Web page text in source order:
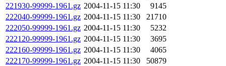
221930-99999-1961.gz 2004-11-15 11:30
9145
222040-99999-1961.gz 2004-11-15 11:30
21710
222050-99999-1961.gz 2004-11-15 11:30
5232
222120-99999-1961.gz 2004-11-15 11:30
3695
222160-99999-1961.gz 2004-11-15 11:30
4065
222170-99999-1961.gz 2004-11-15 11:30
50879